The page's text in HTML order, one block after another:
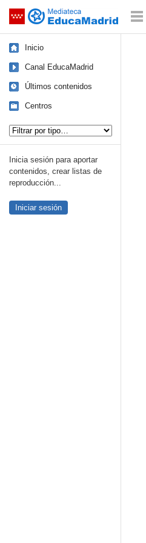
Saltar navegación
Inicio
Canal EducaMadrid
Últimos contenidos
Centros
Inicia sesión para aportar
contenidos, crear listas de
reproducción...
Iniciar sesión